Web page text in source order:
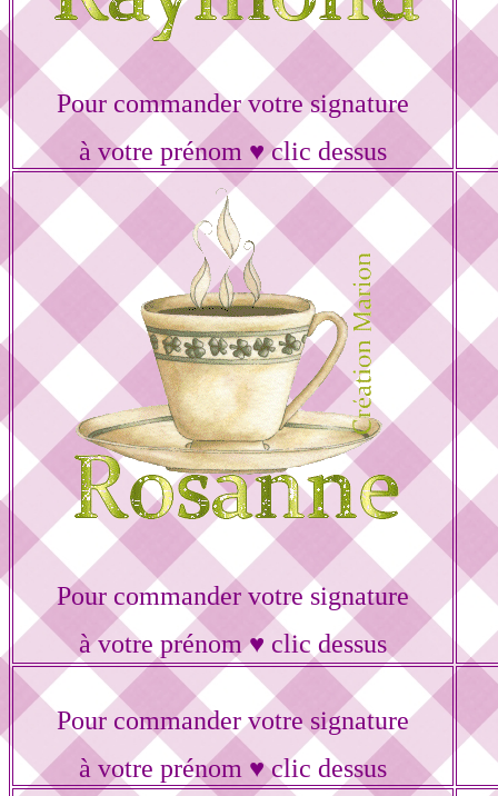
Pour commander votre signature
à votre prénom ♥ clic dessus
Pour commander votre signature
à votre prénom ♥ clic dessus
Pour commander votre signature
à votre prénom ♥ clic dessus